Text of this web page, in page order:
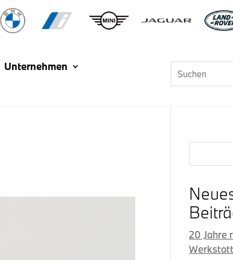
Unternehmen
20 Jahre